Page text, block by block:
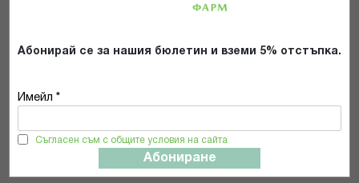
Абонирай се за нашия бюлетин и вземи 5% отстъпка.
Имейл *
Съгласен съм с общите условия на сайта
Абониране
Популярни в тази категория